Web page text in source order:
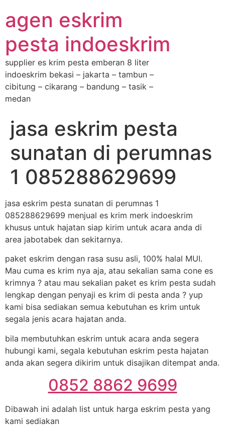
agen eskrim
pesta indoeskrim
supplier es krim pesta emberan 8 liter
indoeskrim bekasi – jakarta – tambun –
cibitung – cikarang – bandung – tasik –
medan
jasa eskrim pesta
sunatan di perumnas
1 085288629699
jasa eskrim pesta sunatan di perumnas 1
085288629699 menjual es krim merk indoeskrim
khusus untuk hajatan siap kirim untuk acara anda di
area jabotabek dan sekitarnya.
paket eskrim dengan rasa susu asli, 100% halal MUI.
Mau cuma es krim nya aja, atau sekalian sama cone es
krimnya ? atau mau sekalian paket es krim pesta sudah
lengkap dengan penyaji es krim di pesta anda ? yup
kami bisa sediakan semua kebutuhan es krim untuk
segala jenis acara hajatan anda.
bila membutuhkan eskrim untuk acara anda segera
hubungi kami, segala kebutuhan eskrim pesta hajatan
anda akan segera dikirim untuk disajikan ditempat anda.
0852 8862 9699
Dibawah ini adalah list untuk harga eskrim pesta yang
kami sediakan